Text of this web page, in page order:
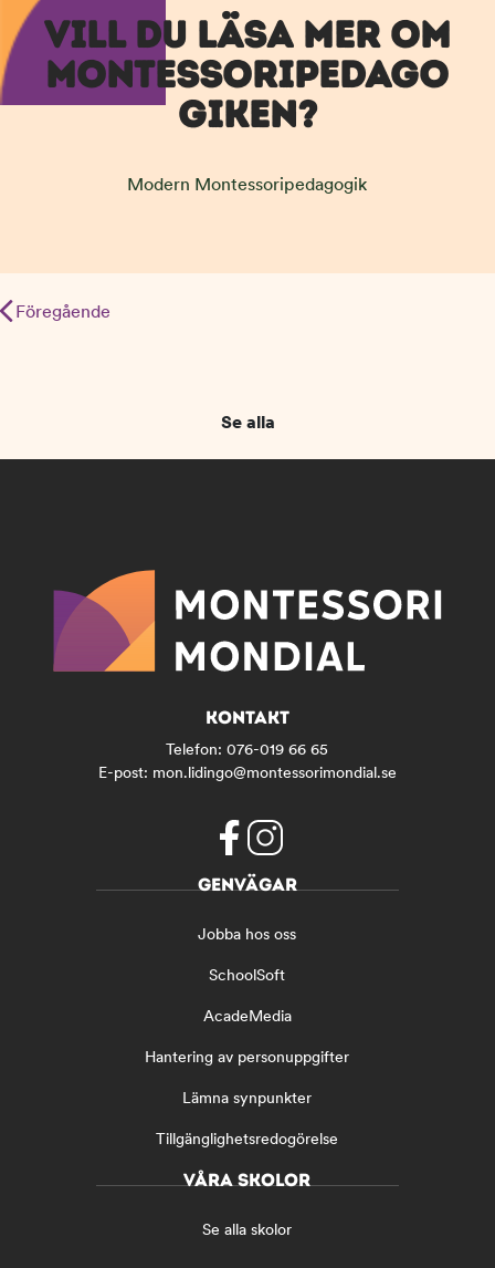
VILL DU LÄSA MER OM
MONTESSORIPEDAGO
GIKEN?
Modern Montessoripedagogik
Föregående
Se alla
KONTAKT
Telefon:076-019 66 65
E-post: mon.lidingo@montessorimondial.se
a
e
o
k
(
p
n
s
n
n
t
g
a
m
ö
p
a
i
GENVÄGAR
Jobba hos oss
SchoolSoft
AcadeMedia
Hantering av personuppgifter
Lämna synpunkter
Tillgänglighetsredogörelse
VÅRA SKOLOR
Se alla skolor